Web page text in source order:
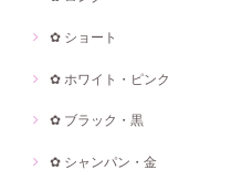
✿ ショート
✿ ホワイト・ピンク
✿ ブラック・黒
✿ シャンパン・金